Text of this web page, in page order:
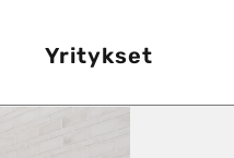
Yritykset